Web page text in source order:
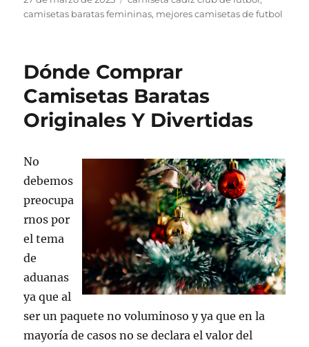
el
camisetas baratas femininas, mejores camisetas de futbol
Dónde Comprar
Camisetas Baratas
Originales Y Divertidas
No
debemos
preocupa
rnos por
el tema
de
aduanas
ya que al
ser un paquete no voluminoso y ya que en la
mayoría de casos no se declara el valor del